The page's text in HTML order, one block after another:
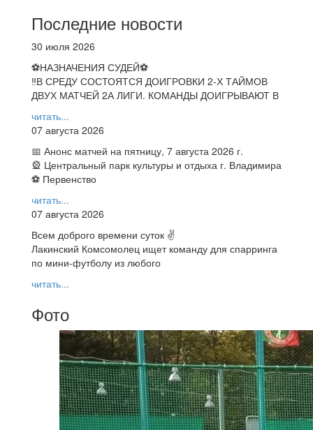
Последние новости
30 июля 2026
⚽НАЗНАЧЕНИЯ СУДЕЙ⚽
‼В СРЕДУ СОСТОЯТСЯ ДОИГРОВКИ 2-Х ТАЙМОВ
ДВУХ МАТЧЕЙ 2А ЛИГИ. КОМАНДЫ ДОИГРЫВАЮТ В
читать...
07 августа 2026
📅 Анонс матчей на пятницу, 7 августа 2026 г.
🎡 Центральный парк культуры и отдыха г. Владимира
⚽ Первенство
читать...
07 августа 2026
Всем доброго времени суток ✌
Лакинский Комсомолец ищет команду для спарринга
по мини-футболу из любого
читать...
Фото